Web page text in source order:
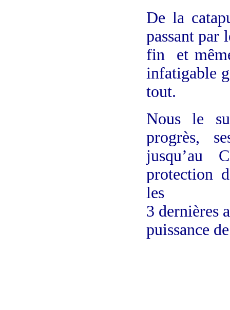
De la
passant par
fin et
infatigable
tout.
Nous le
progrès,
jusqu’au
protection
les
3 dernières
puissance